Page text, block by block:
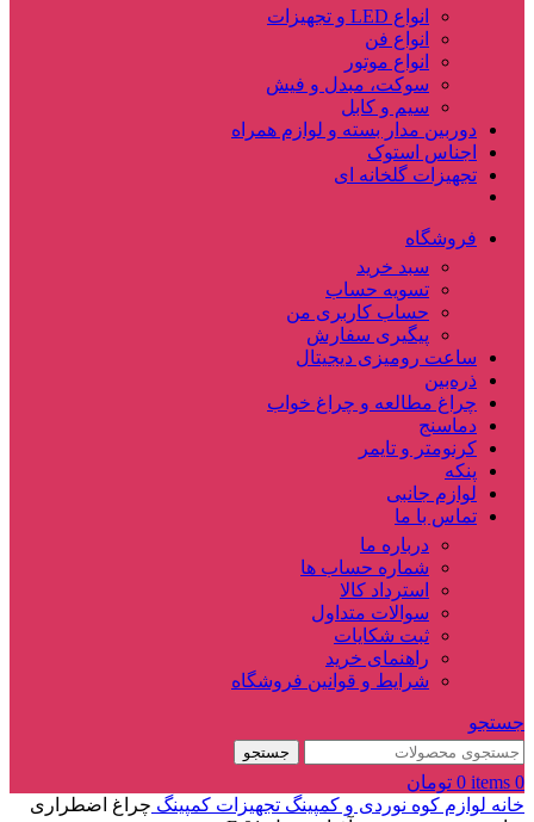
انواع LED و تجهیزات
انواع فن
انواع موتور
سوکت، مبدل و فیش
سیم و کابل
دوربین مدار بسته و لوازم همراه
اجناس استوک
تجهیزات گلخانه ای
فروشگاه
سبد خرید
تسویه حساب
حساب کاربری من
پیگیری سفارش
ساعت‌ رومیزی دیجیتال
ذره‌بین‌
چراغ مطالعه و چراغ خواب
دماسنج‌
کرنومتر و تایمر
پنکه
لوازم جانبی
تماس با ما
درباره ما
شماره حساب ها
استرداد کالا
سوالات متداول
ثبت شکایات
راهنمای خرید
شرایط و قوانین فروشگاه
جستجو
جستجو
0
items
0 تومان
خانه لوازم کوه نوردی و کمپینگ تجهیزات کمپینگ چراغ اضطراری